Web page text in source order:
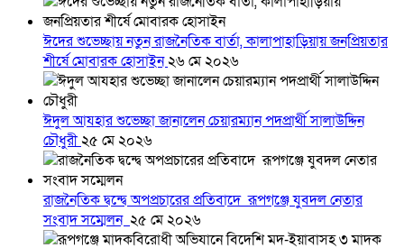
ঈদের শুভেচ্ছায় নতুন রাজনৈতিক বার্তা, কালাপাহাড়িয়ায় জনপ্রিয়তার
শীর্ষে মোবারক হোসাইন২৬ মে ২০২৬
ঈদুল আযহার শুভেচ্ছা জানালেন চেয়ারম্যান পদপ্রার্থী সালাউদ্দিন
চৌধুরী২৫ মে ২০২৬
রাজনৈতিক দ্বন্দ্বে অপপ্রচারের প্রতিবাদে ‎রূপগঞ্জে যুবদল নেতার
সংবাদ সম্মেলন ‎ ২৫ মে ২০২৬